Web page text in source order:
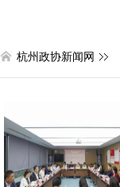
杭州政协新闻网